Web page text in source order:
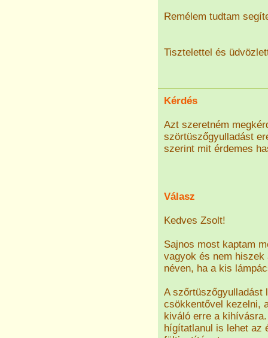
Remélem tudtam
Tisztelettel és
Kérdés
Azt szeretném
szörtüszőgyulladást
szerint mit érdemes
Válasz
Kedves Zsolt!
Sajnos most kaptam
vagyok és nem
néven, ha a kis
A szőrtüszőgyulladást
csökkentővel kezelni,
kiváló erre a
hígítatlanul is lehet az